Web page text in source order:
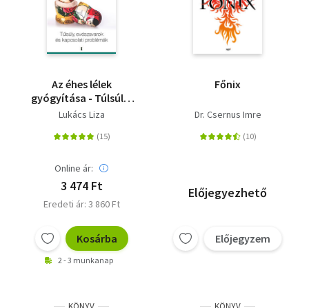
Az éhes lélek
gyógyítása - Túlsúly,
evészavarok és
Lukács Liza
Online ár:
3 474 Ft
Eredeti ár: 3 860 Ft
Kosárba
2 - 3 munkanap
Főnix
Dr. Csernus Imre
Előjegyezhető
Előjegyzem